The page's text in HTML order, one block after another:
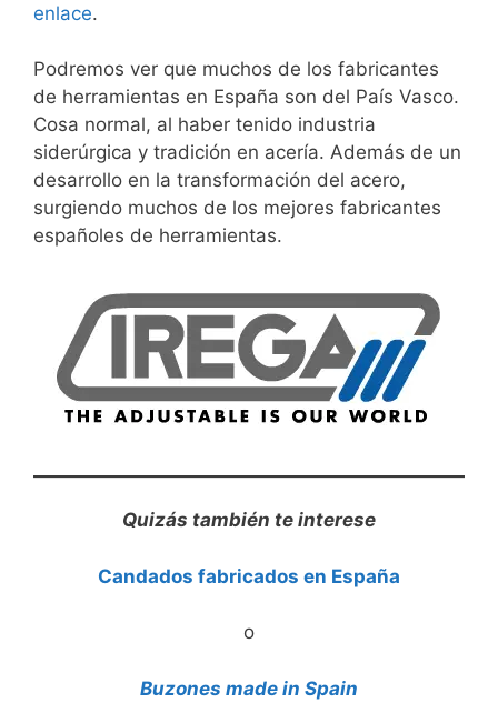
enlace.
Podremos ver que muchos de los fabricantes
de herramientas en España son del País Vasco.
Cosa normal, al haber tenido industria
siderúrgica y tradición en acería. Además de un
desarrollo en la transformación del acero,
surgiendo muchos de los mejores fabricantes
españoles de herramientas.
Quizás también te interese
Candados fabricados en España
o
Buzones made in Spain